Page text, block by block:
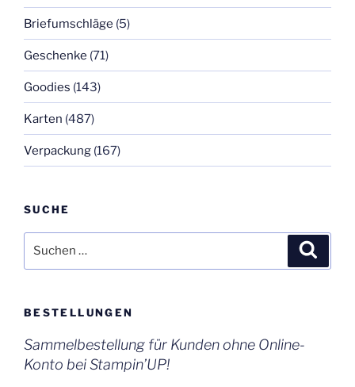
Briefumschläge (5)
Geschenke (71)
Goodies (143)
Karten (487)
Verpackung (167)
SUCHE
nach:
BESTELLUNGEN
Sammelbestellung für Kunden ohne Online-
Konto bei Stampin’UP!